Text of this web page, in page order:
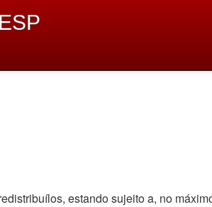
estando sujeito a, no